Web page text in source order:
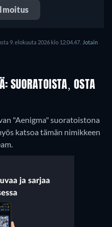
9. elokuuta 2026 klo 12.04.47. Jotain
SUORATOISTA, OSTA
"Aenigma" suoratoistona
katsoa tämän nimikkeen